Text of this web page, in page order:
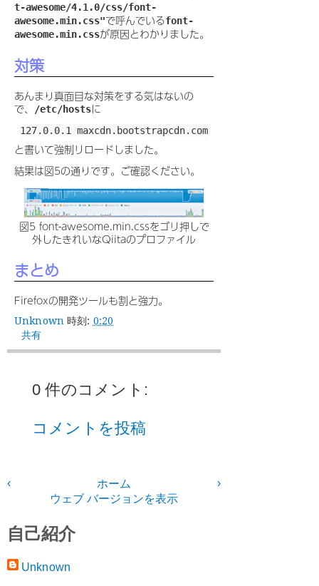
t-awesome/4.1.0/css/font-
awesome.min.css"で呼んでいるfont-
awesome.min.cssが原因とわかりました。
対策
あんまり真面目な対策をする気はないの
で、
/etc/hostsに
と書いて強制リロードしました。
結果は図5の通りです。ご確認ください。
図5 font-awesome.min.cssをゴリ押しで
外したきれいなQiitaのプロファイル
まとめ
Firefoxの開発ツールも割と強力。
Unknown 時刻: 0:20
共有
0 件のコメント:
コメントを投稿
‹ ›
ホーム
ウェブ バージョンを表示
自己紹介
Unknown